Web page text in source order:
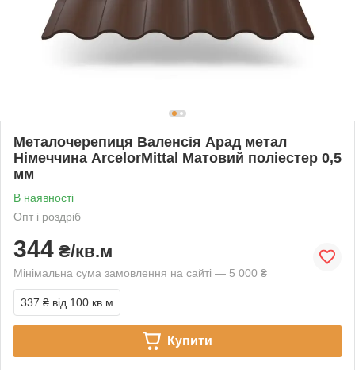
Металочерепиця Валенсія Арад метал
Німеччина ArcelorMittal Матовий поліестер 0,5
мм
В наявності
Опт і роздріб
344 ₴/кв.м
Мінімальна сума замовлення на сайті — 5 000 ₴
337 ₴ від 100 кв.м
Купити